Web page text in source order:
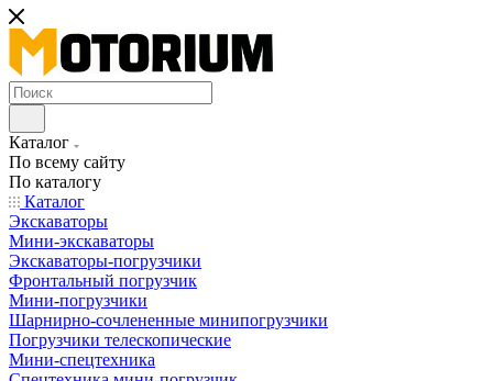
Каталог
По всему сайту
По каталогу
Каталог
Экскаваторы
Мини-экскаваторы
Экскаваторы-погрузчики
Фронтальный погрузчик
Мини-погрузчики
Шарнирно-сочлененные минипогрузчики
Погрузчики телескопические
Мини-спецтехника